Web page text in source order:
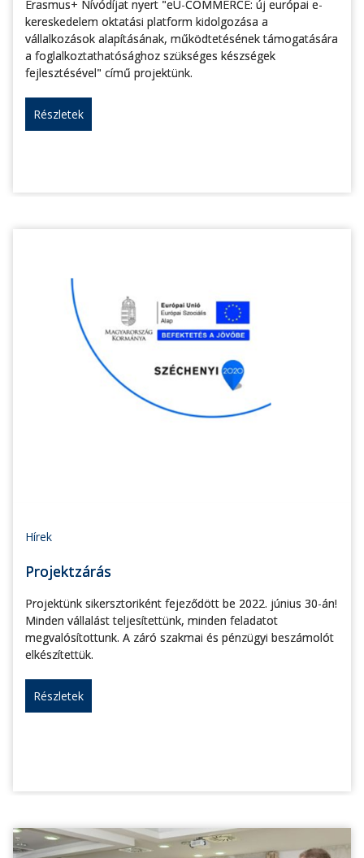
Erasmus+ Nívódíjat nyert "eU-COMMERCE: új európai e-
kereskedelem oktatási platform kidolgozása a
vállalkozások alapításának, működtetésének támogatására
a foglalkoztathatósághoz szükséges készségek
fejlesztésével" című projektünk.
Részletek
Hírek
Projektzárás
Projektünk sikersztoriként fejeződött be 2022. június 30-án!
Minden vállalást teljesítettünk, minden feladatot
megvalósítottunk. A záró szakmai és pénzügyi beszámolót
elkészítettük.
Részletek